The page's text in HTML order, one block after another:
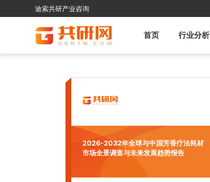
迪索共研产业咨询
首页 行业分析
2026-2032年全球与中国芳香疗法耗材
市场全景调查与未来发展趋势报告